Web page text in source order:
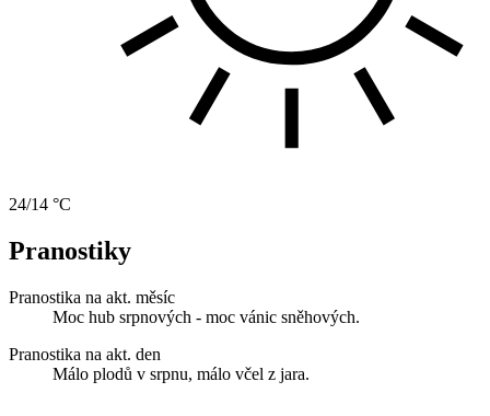
24/14 °C
Pranostiky
Pranostika na akt. měsíc
Moc hub srpnových - moc vánic sněhových.
Pranostika na akt. den
Málo plodů v srpnu, málo včel z jara.